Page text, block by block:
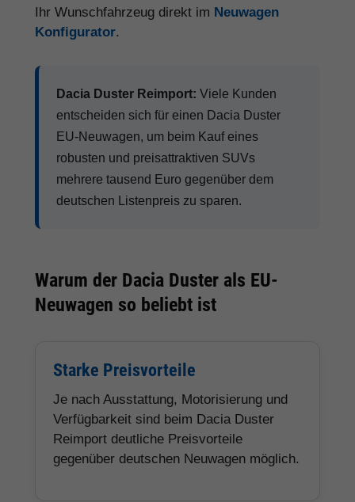
Ihr Wunschfahrzeug direkt im Neuwagen
Konfigurator.
Dacia Duster Reimport: Viele Kunden
entscheiden sich für einen Dacia Duster
EU-Neuwagen, um beim Kauf eines
robusten und preisattraktiven SUVs
mehrere tausend Euro gegenüber dem
deutschen Listenpreis zu sparen.
Warum der Dacia Duster als EU-
Neuwagen so beliebt ist
Starke Preisvorteile
Je nach Ausstattung, Motorisierung und
Verfügbarkeit sind beim Dacia Duster
Reimport deutliche Preisvorteile
gegenüber deutschen Neuwagen möglich.